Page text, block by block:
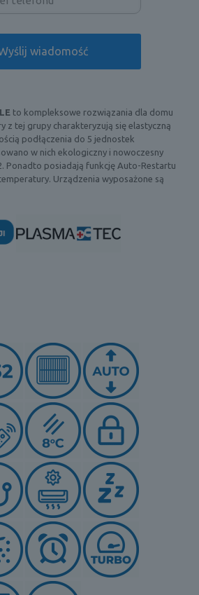
to kompleksowe rozwiązania dla domu
z tej grupy charakteryzują się elastyczną
podłączenia do 5 jednostek
w nich ekologiczny i nowoczesny
Ponadto posiadają funkcję Auto-Restartu
Urządzenia wyposażone są